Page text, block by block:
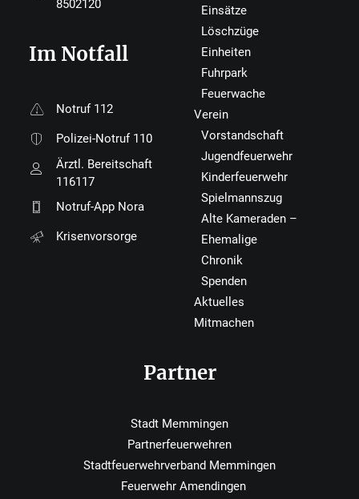
8502120
Im Notfall
Notruf 112
Polizei-Notruf 110
Ärztl. Bereitschaft
116117
Notruf-App Nora
Krisenvorsorge
Einsätze
Löschzüge
Einheiten
Fuhrpark
Feuerwache
Verein
Vorstandschaft
Jugendfeuerwehr
Kinderfeuerwehr
Spielmannszug
Alte Kameraden –
Ehemalige
Chronik
Spenden
Aktuelles
Mitmachen
Partner
Stadt Memmingen
Partnerfeuerwehren
Stadtfeuerwehrverband Memmingen
Feuerwehr Amendingen